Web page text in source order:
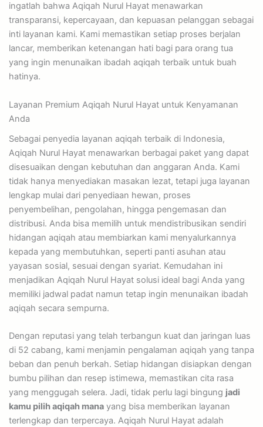
ingatlah bahwa Aqiqah Nurul Hayat menawarkan
transparansi, kepercayaan, dan kepuasan pelanggan sebagai
inti layanan kami. Kami memastikan setiap proses berjalan
lancar, memberikan ketenangan hati bagi para orang tua
yang ingin menunaikan ibadah aqiqah terbaik untuk buah
hatinya.
Layanan Premium Aqiqah Nurul Hayat untuk Kenyamanan
Anda
Sebagai penyedia layanan aqiqah terbaik di Indonesia,
Aqiqah Nurul Hayat menawarkan berbagai paket yang dapat
disesuaikan dengan kebutuhan dan anggaran Anda. Kami
tidak hanya menyediakan masakan lezat, tetapi juga layanan
lengkap mulai dari penyediaan hewan, proses
penyembelihan, pengolahan, hingga pengemasan dan
distribusi. Anda bisa memilih untuk mendistribusikan sendiri
hidangan aqiqah atau membiarkan kami menyalurkannya
kepada yang membutuhkan, seperti panti asuhan atau
yayasan sosial, sesuai dengan syariat. Kemudahan ini
menjadikan Aqiqah Nurul Hayat solusi ideal bagi Anda yang
memiliki jadwal padat namun tetap ingin menunaikan ibadah
aqiqah secara sempurna.
Dengan reputasi yang telah terbangun kuat dan jaringan luas
di 52 cabang, kami menjamin pengalaman aqiqah yang tanpa
beban dan penuh berkah. Setiap hidangan disiapkan dengan
bumbu pilihan dan resep istimewa, memastikan cita rasa
yang menggugah selera. Jadi, tidak perlu lagi bingung jadi
kamu pilih aqiqah manayang bisa memberikan layanan
terlengkap dan terpercaya. Aqiqah Nurul Hayat adalah